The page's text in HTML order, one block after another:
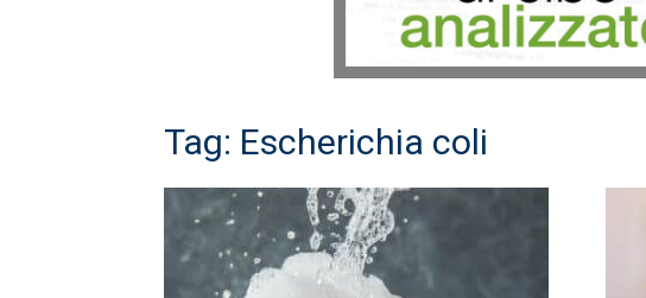
Tag: Escherichia coli